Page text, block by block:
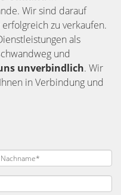
Wir sind darauf
zu verkaufen.
als
und
unverbindlich. Wir
in Verbindung und